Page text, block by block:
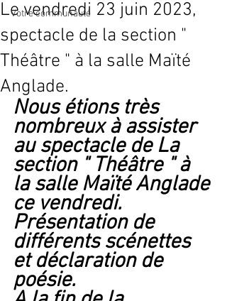
Votre communauté
Le vendredi 23 juin 2023,
spectacle de la section "
Théâtre " à la salle Maïté
Anglade.
Nous étions très
nombreux à assister
au spectacle de La
section " Théâtre " à
la salle Maïté Anglade
ce vendredi.
Présentation de
différents scénettes
et déclaration de
poésie.